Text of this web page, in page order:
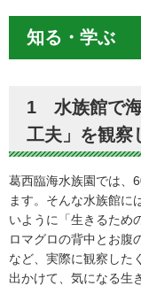
知る・学ぶ
1 水族館で海
工夫」を観察
葛西臨海水族園では、
ます。そんな水族館に
いように「生きるため
ロマグロの背中とお腹
など、実際に観察した
出かけて、気になる生